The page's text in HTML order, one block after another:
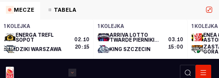
MECZE TABELA
1 KOLEJKA
ENERGA TREFL
SOPOT
DZIKI WARSZAWA
02.10
20:15
1 KOLEJKA
ARRIVA LOTTO
TWARDE PIERNIKI
KING SZCZECIN
03.10
15:00
1 KOLEJKA
ENEA
GÓRA